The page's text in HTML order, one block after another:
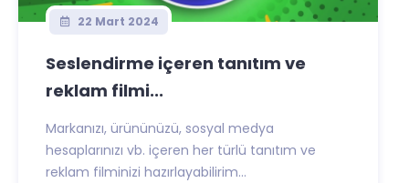
22 Mart 2024
Seslendirme içeren tanıtım ve
reklam filmi...
Markanızı, ürününüzü, sosyal medya
hesaplarınızı vb. içeren her türlü tanıtım ve
reklam filminizi hazırlayabilirim...